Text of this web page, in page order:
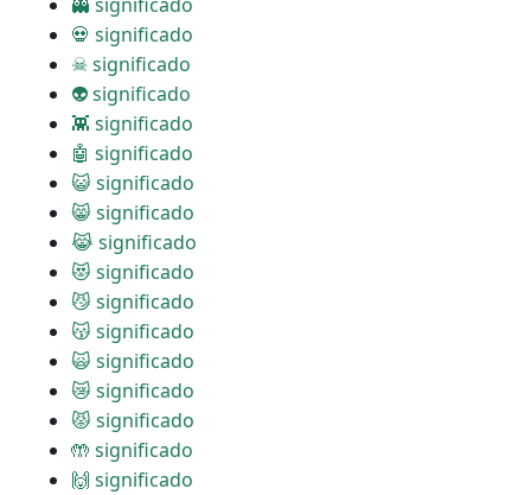
💀 significado
☠ significado
👽 significado
👾 significado
🤖 significado
😺 significado
😸 significado
😹 significado
😻 significado
😼 significado
😽 significado
🙀 significado
😿 significado
😾 significado
🤲 significado
🙌 significado